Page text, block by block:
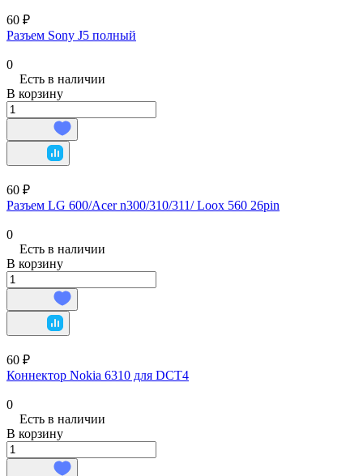
60 ₽
Разъем Sony J5 полный
0
Есть в наличии
В корзину
60 ₽
Разъем LG 600/Acer n300/310/311/ Loox 560 26pin
0
Есть в наличии
В корзину
60 ₽
Коннектор Nokia 6310 для DCT4
0
Есть в наличии
В корзину